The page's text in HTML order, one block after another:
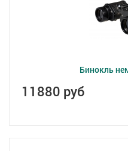
Бинокль
11880 руб